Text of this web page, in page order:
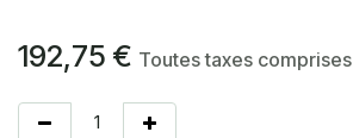
192,75 € Toutes taxes comprises